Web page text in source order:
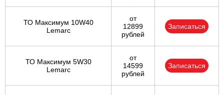
ТО Максимум 10W40
Lemarc
от
12899
рублей
Записаться
ТО Максимум 5W30
Lemarc
от
14599
рублей
Записаться